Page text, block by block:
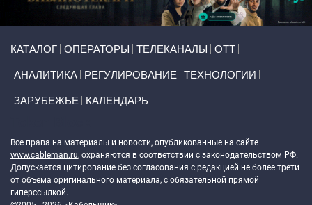
КАТАЛОГ ОПЕРАТОРЫ ТЕЛЕКАНАЛЫ ОТТ
АНАЛИТИКА РЕГУЛИРОВАНИЕ ТЕХНОЛОГИИ
ЗАРУБЕЖЬЕ КАЛЕНДАРЬ
Все права на материалы и новости, опубликованные на сайте
www.cableman.ru, охраняются в соответствии с законодательством РФ.
Допускается цитирование без согласования с редакцией не более трети
от объема оригинального материала, с обязательной прямой
гиперссылкой.